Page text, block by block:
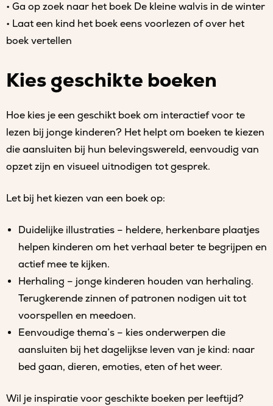
• Ga op zoek naar het boek De kleine walvis in de winter
• Laat een kind het boek eens voorlezen of over het
boek vertellen
Kies geschikte boeken
Hoe kies je een geschikt boek om interactief voor te
lezen bij jonge kinderen? Het helpt om boeken te kiezen
die aansluiten bij hun belevingswereld, eenvoudig van
opzet zijn en visueel uitnodigen tot gesprek.
Let bij het kiezen van een boek op:
Duidelijke illustraties – heldere, herkenbare plaatjes
helpen kinderen om het verhaal beter te begrijpen en
actief mee te kijken.
Herhaling – jonge kinderen houden van herhaling.
Terugkerende zinnen of patronen nodigen uit tot
voorspellen en meedoen.
Eenvoudige thema’s – kies onderwerpen die
aansluiten bij het dagelijkse leven van je kind: naar
bed gaan, dieren, emoties, eten of het weer.
Wil je inspiratie voor geschikte boeken per leeftijd?